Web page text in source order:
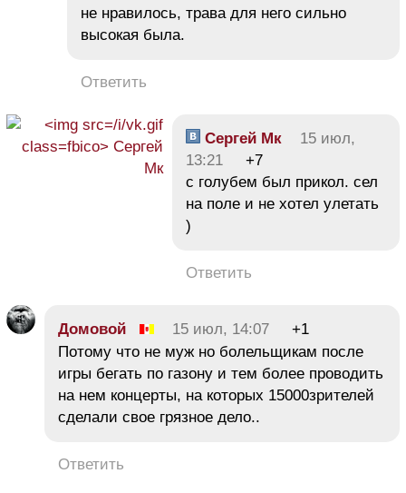
не нравилось, трава для него сильно
высокая была.
Ответить
Сергей Мк
15 июл,
13:21
+7
с голубем был прикол. сел
на поле и не хотел улетать
)
Ответить
Домовой 15 июл, 14:07
+1
Потому что не муж но болельщикам после
игры бегать по газону и тем более проводить
на нем концерты, на которых 15000зрителей
сделали свое грязное дело..
Ответить